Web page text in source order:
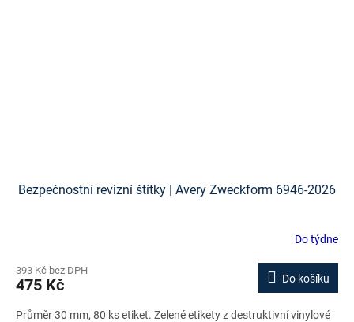
Bezpečnostní revizní štítky | Avery Zweckform 6946-2026
Do týdne
393 Kč bez DPH
475 Kč Do košíku
Průměr 30 mm, 80 ks etiket. Zelené etikety z destruktivní vinylové